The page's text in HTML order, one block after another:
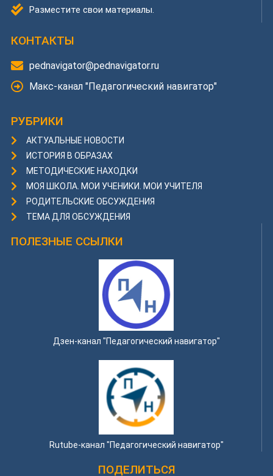
Разместите свои материалы.
КОНТАКТЫ
pednavigator@pednavigator.ru
Макс-канал "Педагогический навигатор"
РУБРИКИ
АКТУАЛЬНЫЕ НОВОСТИ
ИСТОРИЯ В ОБРАЗАХ
МЕТОДИЧЕСКИЕ НАХОДКИ
МОЯ ШКОЛА. МОИ УЧЕНИКИ. МОИ УЧИТЕЛЯ
РОДИТЕЛЬСКИЕ ОБСУЖДЕНИЯ
ТЕМА ДЛЯ ОБСУЖДЕНИЯ
ПОЛЕЗНЫЕ ССЫЛКИ
Дзен-канал "Педагогический навигатор"
Rutube-канал "Педагогический навигатор"
ПОДЕЛИТЬСЯ